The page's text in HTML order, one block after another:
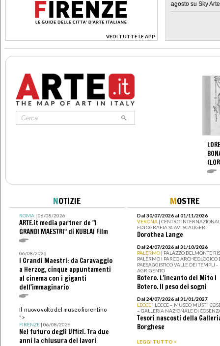
VEDI TUTTE LE APP
>
agosto su Sky Arte
NOTIZIE
ROMA| 06/08/2026
ARTE.it media partner de "I
GRANDI MAESTRI" di KUBLAI Film
06/08/2026
I Grandi Maestri: da Caravaggio
a Herzog, cinque appuntamenti
al cinema con i giganti
dell'immaginario
Il nuovo volto del museo fiorentino
">
FIRENZE| 06/08/2026
Nel futuro degli Uffizi. Tra due
anni la chiusura dei lavori
MOSTRE
Dal 30/07/2026 al 01/11/2026
VERONA | CENTRO
FOTOGRAFIA SCAVI SCALIGERI
Dorothea Lange
Dal 24/07/2026 al 31/10/2026
PALERMO | PALAZZO BELMONTE
PALERMO I PARCO ARCHEOLOGICO
PAESAGGISTICO VALLE DEI TEMPLI -
AGRIGENTO
Botero. L’incanto del Mito I
Botero. Il peso dei sogni
Dal 24/07/2026 al 31/01/2027
LECCE | LECCE – MUSEO MUST I
– GALLERIA NAZIONALE DI
Tesori nascosti della
Borghese
LEGGI TUTTO >